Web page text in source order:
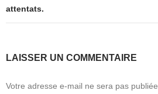
attentats.
LAISSER UN COMMENTAIRE
Votre adresse e-mail ne sera pas publiée.